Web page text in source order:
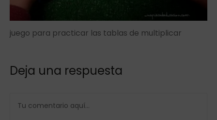
juego para practicar las tablas de multiplicar
Deja una respuesta